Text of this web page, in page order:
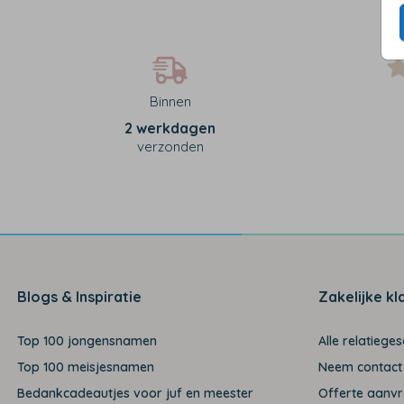
Binnen
2 werkdagen
verzonden
Blogs & Inspiratie
Top 100 jongensnamen
Top 100 meisjesnamen
Bedankcadeautjes voor juf en meester
Zakelijke
Alle
Neem
Offerte